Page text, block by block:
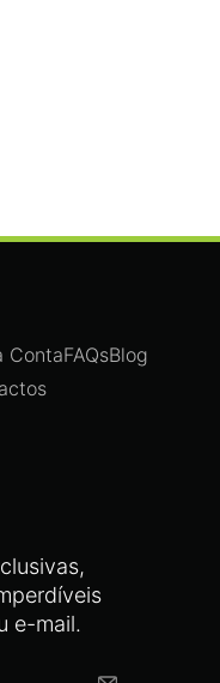
e-mail.
ContaFAQsBlog